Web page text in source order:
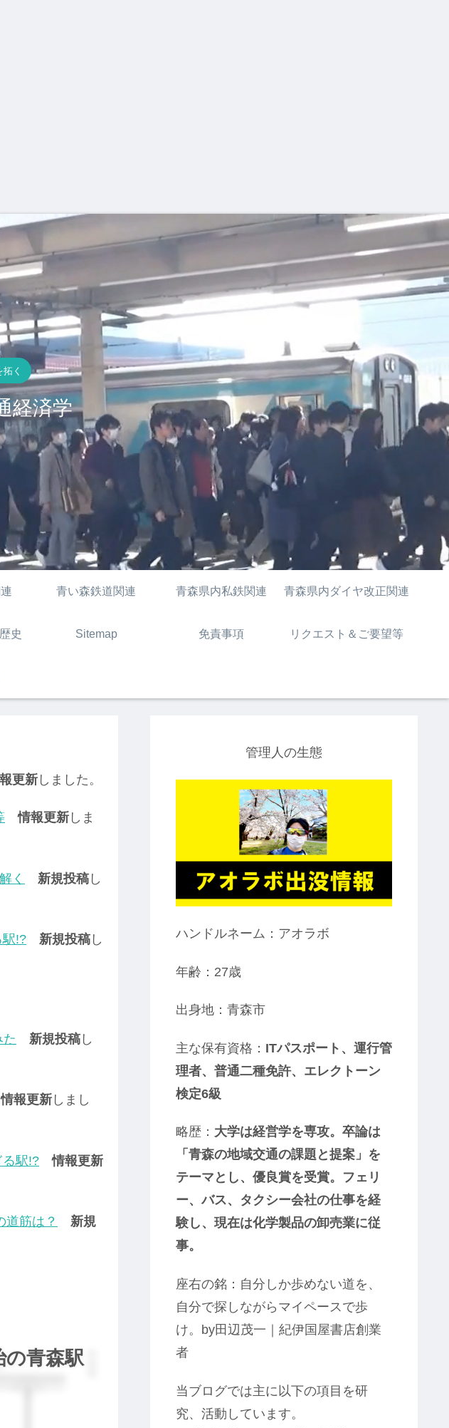
く
経済学
青い森鉄道関連 青森県内私鉄関連 青森県内ダイヤ改正関連
史 Sitemap 免責事項 リクエスト＆ご要望等
更新 しました。
情報更新 しま
く 新規投稿 し
駅!? 新規投稿 し
新規投稿 し
情報更新 しまし
る駅!?
情報更新
道筋は？
新規
の青森駅
管理人の生態
ハンドルネーム：アオラボ
年齢：27歳
出身地：青森市
主な保有資格： ITパスポート、運行管
理者、普通二種免許、エレクトーン
検定6級
略歴： 大学は経営学を専攻。卒論は
「青森の地域交通の課題と提案」を
テーマとし、優良賞を受賞。フェリ
ー、バス、タクシー会社の仕事を経
験し、現在は化学製品の卸売業に従
事。
座右の銘： 自分しか歩めない道を、
自分で探しながらマイペースで歩
け。by田辺茂一｜紀伊国屋書店創業
者
当ブログでは主に以下の項目を研
究、活動しています。